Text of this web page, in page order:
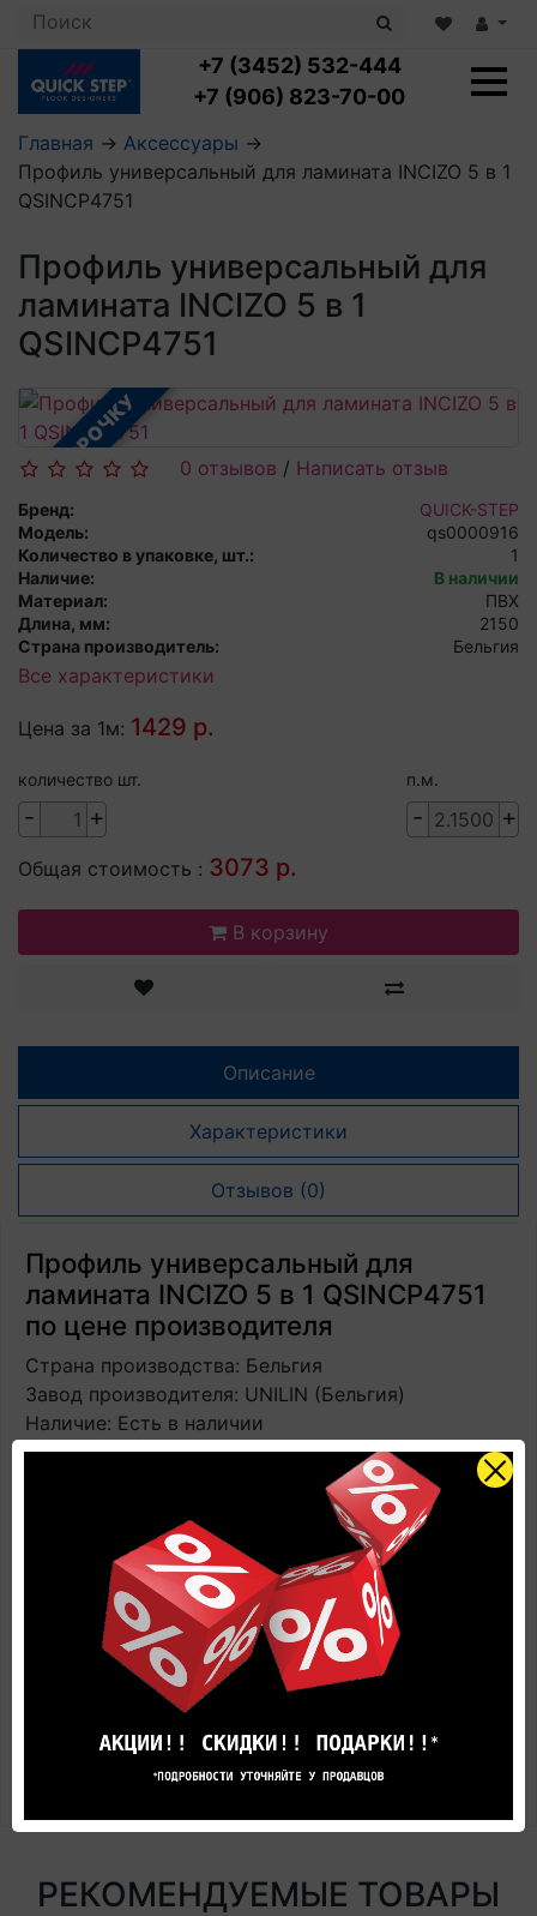
+7 (3452) 532-444
+7 (906) 823-70-00
Ламинат с укладкой
Влагостойкий ламинат
Посмотреть все категории
LOC FLOOR FANCY
LOC FLOOR ARCTIC
Посмотреть все категории
Кварцвиниловая плитка с укладкой
Клеевая кварцвиниловая плитка
Виниловый ламинат
Посмотреть все категории
Плинтус
Профили для ступеней
Подложка
Пороги
Аксессуары для напольных покрытий
Посмотреть все категории
Посмотреть все категории
Главная → Аксессуары →
Профиль универсальный для ламината INCIZO 5 в 1
QSINCP4751
Профиль универсальный для
ламината INCIZO 5 в 1
QSINCP4751
В РАССРОЧКУ 0 отзывов / Написать отзыв
Бренд:
QUICK-STEP
Модель:
qs0000916
Количество в упаковке, шт.:
1
Наличие:
В наличии
Материал:
ПВХ
Длина, мм:
2150
Страна производитель:
Бельгия
Все характеристики
Цена за 1м: 1429 р.
количество шт.
- +
п.м.
- +
Общая стоимость : 3073 р.
В корзину
Описание
Характеристики
Отзывов (0)
Профиль универсальный для
ламината INCIZO 5 в 1 QSINCP4751
по цене производителя
Страна производства: Бельгия
Завод производителя: UNILIN (Бельгия)
Наличие: Есть в наличии
Размеры: 2150 мм х 48 мм х 13 мм
Количество в упаковке: 1 профиль + 1
Замковая система: установка на жидкие гвозди и
направляющие
Прогнозируемый срок службы: до 25 лет в
бытовом секторе
Поверхность: ламинированная усиленная пленка
на металлической основе
Полосность: под плитку
Безопасность материала (сертификаты): да,
сертификат E1
РЕКОМЕНДУЕМЫЕ ТОВАРЫ